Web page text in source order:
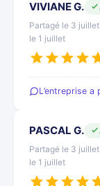
VIVIANE G.
Partagé le 3
le 1 juillet
L’entreprise
PASCAL G.
Partagé le 3
le 1 juillet